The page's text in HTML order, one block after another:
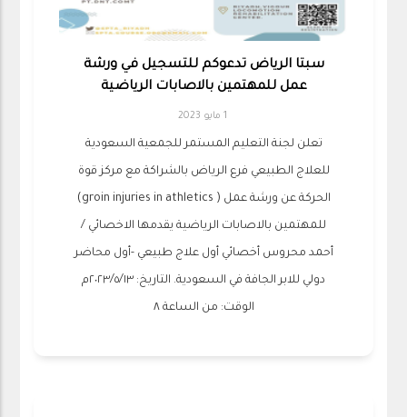
سبتا الرياض تدعوكم للتسجيل في ورشة
عمل للمهتمين بالاصابات الرياضية
1 مايو 2023
تعلن لجنة التعليم المستمر للجمعية السعودية
للعلاج الطبيعي فرع الرياض بالشراكة مع مركز قوة
الحركة عن ورشة عمل ( groin injuries in athletics)
للمهتمين بالاصابات الرياضية يقدمها الاخصائي /
أحمد محروس أخصائي أول علاج طبيعي -أول محاضر
دولي للابر الجافة في السعودية. التاريخ: ٢٠٢٣/٥/١٣م
الوقت: من الساعة ٨